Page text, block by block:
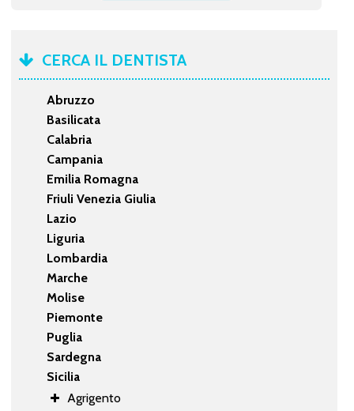
CERCA IL DENTISTA
Abruzzo
Basilicata
Calabria
Campania
Emilia Romagna
Friuli Venezia Giulia
Lazio
Liguria
Lombardia
Marche
Molise
Piemonte
Puglia
Sardegna
Sicilia
Agrigento